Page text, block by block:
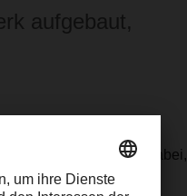
aufgebaut,
Zunächst im
Maria Bäurle war live dabei,
die Distribution- und